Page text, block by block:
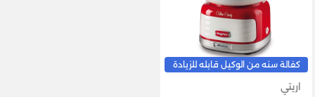
كفالة سنه من الوكيل قابله للزيادة
اريتي